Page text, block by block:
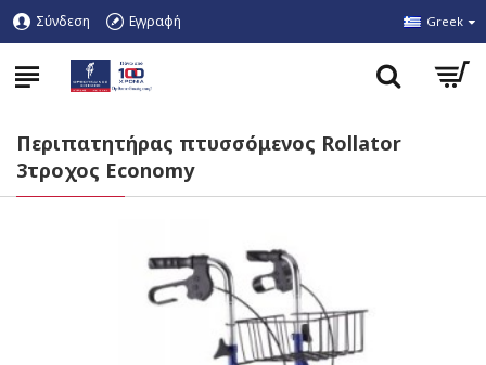
Σύνδεση Εγγραφή Greek
Περιπατητήρας πτυσσόμενος Rollator
3τροχος Economy